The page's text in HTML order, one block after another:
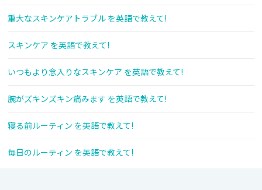
重大なスキンケアトラブル を英語で教えて!
スキンケア を英語で教えて!
いつもより念入りなスキンケア を英語で教えて!
腕がズキンズキン痛みます を英語で教えて!
寝る前ルーティン を英語で教えて!
毎日のルーティン を英語で教えて!